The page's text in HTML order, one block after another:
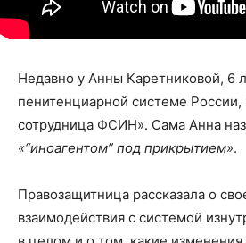
Недавно у Анны Каретниковой, 6
пенитенциарной системе
сотрудница ФСИН». Сама Анна
«“иноагентом” под прикрытием».
Правозащитница рассказала о
взаимодействия с системой